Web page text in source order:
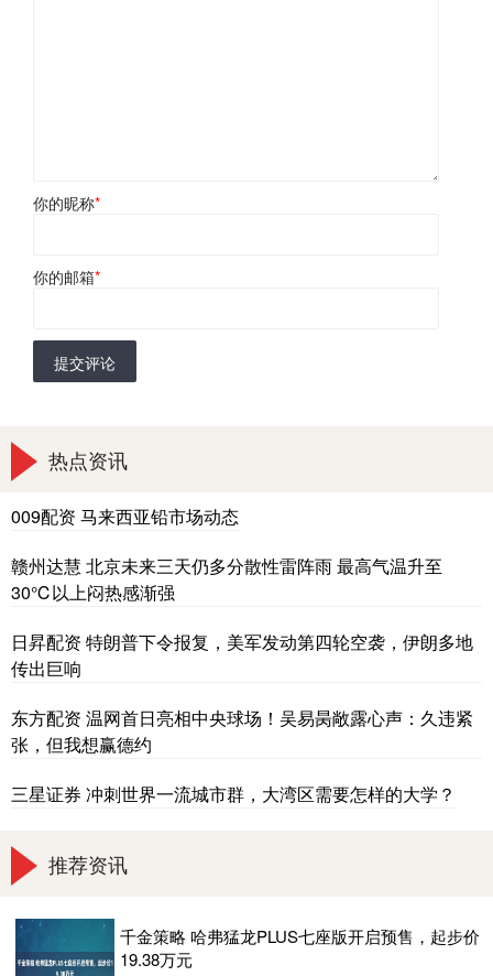
你的昵称*
你的邮箱*
提交评论
热点资讯
009配资 马来西亚铅市场动态
赣州达慧 北京未来三天仍多分散性雷阵雨 最高气温升至
30℃以上闷热感渐强
日昇配资 特朗普下令报复，美军发动第四轮空袭，伊朗多地
传出巨响
东方配资 温网首日亮相中央球场！吴易昺敞露心声：久违紧
张，但我想赢德约
三星证券 冲刺世界一流城市群，大湾区需要怎样的大学？
推荐资讯
千金策略 哈弗猛龙PLUS七座版开启预售，起步价
19.38万元